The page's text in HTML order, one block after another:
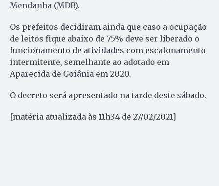
Mendanha (MDB).
Os prefeitos decidiram ainda que caso a ocupação
de leitos fique abaixo de 75% deve ser liberado o
funcionamento de atividades com escalonamento
intermitente, semelhante ao adotado em
Aparecida de Goiânia em 2020.
O decreto será apresentado na tarde deste sábado.
[matéria atualizada às 11h34 de 27/02/2021]